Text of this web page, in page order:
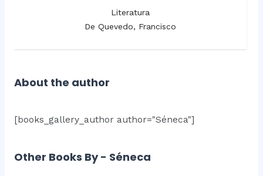
Literatura
De Quevedo, Francisco
About the author
[books_gallery_author author="Séneca"]
Other Books By - Séneca